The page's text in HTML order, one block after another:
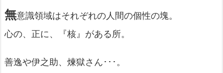
無意識領域はそれぞれの人間の個性の塊。
心の、正に、『核』がある所。
善逸や伊之助、煉獄さん･･･。